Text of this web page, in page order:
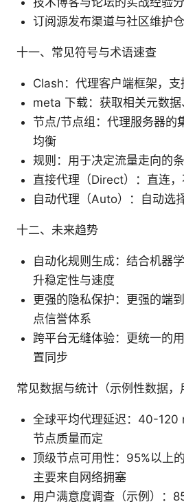
订阅源发布渠道与社区维护
十一、常见符号与术语速查
Clash：代理客户端框架，
meta 下载：获取相关元数
节点/节点组：代理服务器的
均衡
规则：用于决定流量走向的
直接代理（Direct）：直连
自动代理（Auto）：自动选
十二、未来趋势
自动化规则生成：结合机器
升稳定性与速度
更强的隐私保护：更强的端
点信誉体系
跨平台无缝体验：更统一的
置同步
常见数据与统计（示例性数据，
全球平均代理延迟：40-120
节点质量而定
顶级节点可用性：95%以上
主要来自网络拥塞
用户满意度调查（示例）：